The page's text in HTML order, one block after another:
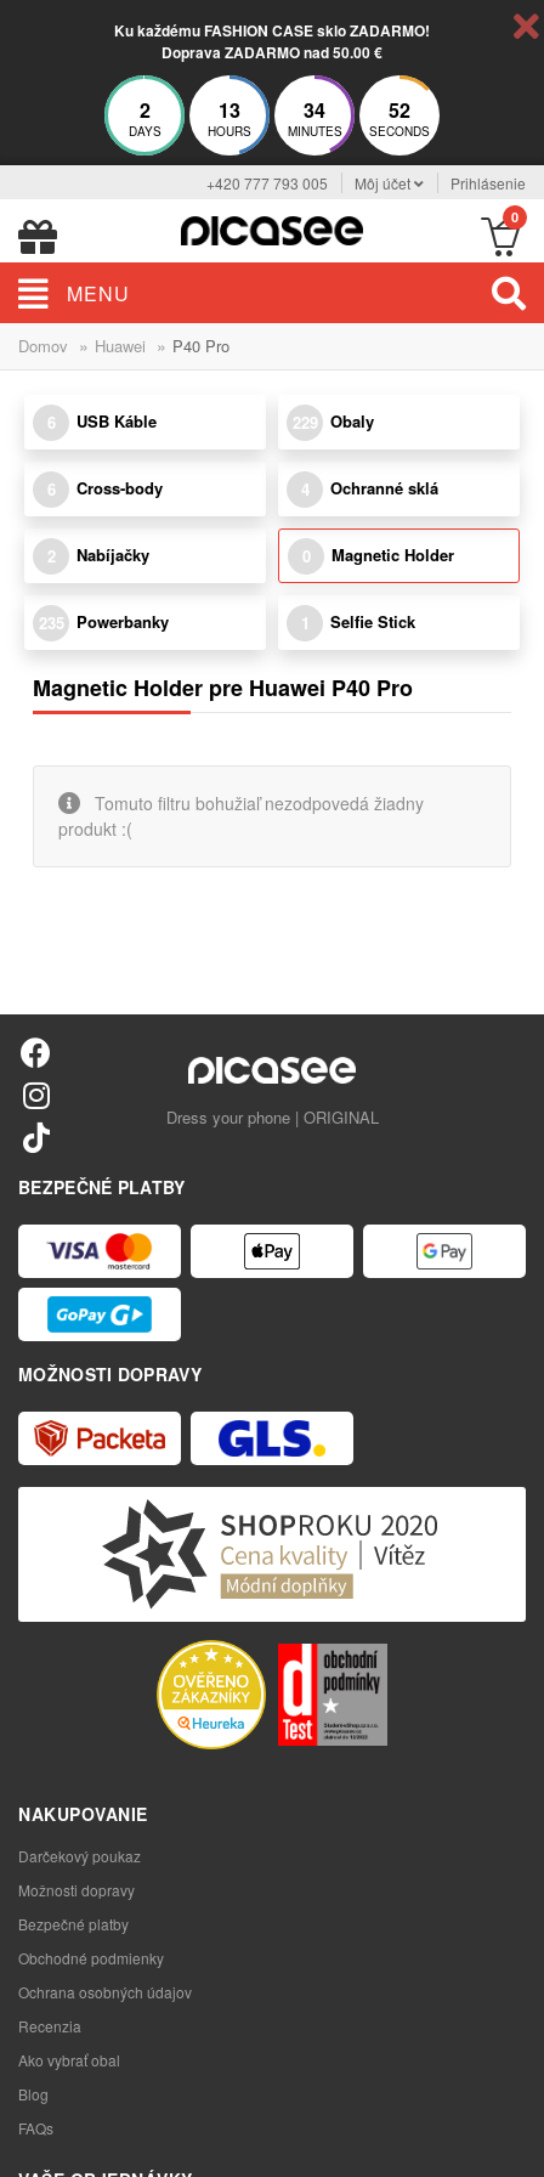
Ku každému FASHION CASE sklo ZADARMO!
Doprava ZADARMO nad 50.00 €
2
DAYS
13
HOURS
34
MINUTES
52
SECONDS
+420 777 793 005 Môj účet Prihlásenie
0
MENU
Domov » Huawei » P40 Pro
6 USB Káble 229 Obaly
6 Cross-body 4 Ochranné sklá
2 Nabíjačky 0 Magnetic Holder
235 Powerbanky 1 Selfie Stick
Magnetic Holder pre Huawei P40 Pro
Tomuto filtru bohužiaľ nezodpovedá žiadny
produkt :(
Dress your phone | ORIGINAL
BEZPEČNÉ PLATBY
MOŽNOSTI DOPRAVY
NAKUPOVANIE
Darčekový poukaz
Možnosti dopravy
Bezpečné platby
Obchodné podmienky
Ochrana osobných údajov
Recenzia
Ako vybrať obal
Blog
FAQs